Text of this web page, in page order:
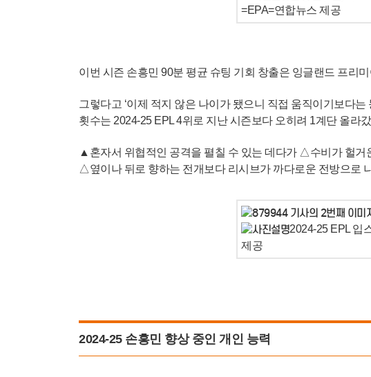
=EPA=연합뉴스 제공
이번 시즌 손흥민 90분 평균 슈팅 기회 창출은 잉글랜드 프리
그렇다고 ‘이제 적지 않은 나이가 됐으니 직접 움직이기보다
횟수는 2024-25 EPL 4위로 지난 시즌보다 오히려 1계단 올라
▲혼자서 위협적인 공격을 펼칠 수 있는 데다가 △수비가 헐
△옆이나 뒤로 향하는 전개보다 리시브가 까다로운 전방으로
2024-25 EPL 입
제공
2024-25 손흥민 향상 중인 개인 능력